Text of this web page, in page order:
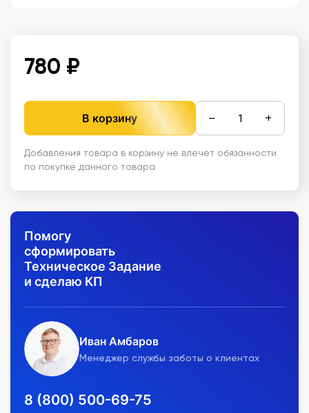
780 ₽
В корзину − +
Добавления товара в корзину не влечет обязанности
по покупке данного товара
Помогу
сформировать
Техническое Задание
и сделаю КП
Иван Амбаров
Менеджер службы заботы о клиентах
8 (800) 500-69-75